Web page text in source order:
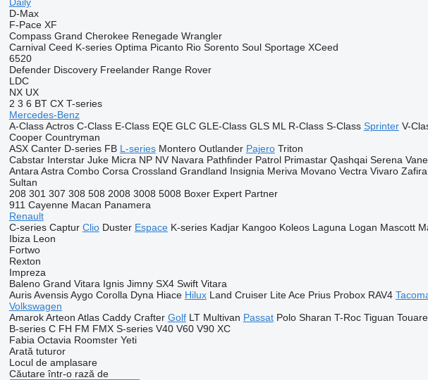
D-Max
F-Pace XF
Compass Grand Cherokee Renegade Wrangler
Carnival Ceed K-series Optima Picanto Rio Sorento Soul Sportage XCeed
6520
Defender Discovery Freelander Range Rover
LDC
NX UX
2 3 6 BT CX T-series
Mercedes-Benz
A-Class Actros C-Class E-Class EQE GLC GLE-Class GLS ML R-Class S-Class Sprinter V-
Cooper Countryman
ASX Canter D-series FB L-series Montero Outlander Pajero Triton
Cabstar Interstar Juke Micra NP NV Navara Pathfinder Patrol Primastar Qashqai Serena
Antara Astra Combo Corsa Crossland Grandland Insignia Meriva Movano Vectra Vivaro Zafira
Sultan
208 301 307 308 508 2008 3008 5008 Boxer Expert Partner
911 Cayenne Macan Panamera
Renault
C-series Captur Clio Duster Espace K-series Kadjar Kangoo Koleos Laguna Logan Mascott
Ibiza Leon
Fortwo
Rexton
Impreza
Baleno Grand Vitara Ignis Jimny SX4 Swift Vitara
Auris Avensis Aygo Corolla Dyna Hiace Hilux Land Cruiser Lite Ace Prius Probox RAV4
Volkswagen
Amarok Arteon Atlas Caddy Crafter Golf LT Multivan Passat Polo Sharan T-Roc Tiguan
B-series C FH FM FMX S-series V40 V60 V90 XC
Fabia Octavia Roomster Yeti
Arată tuturor
Locul de amplasare
Căutare într-o rază de